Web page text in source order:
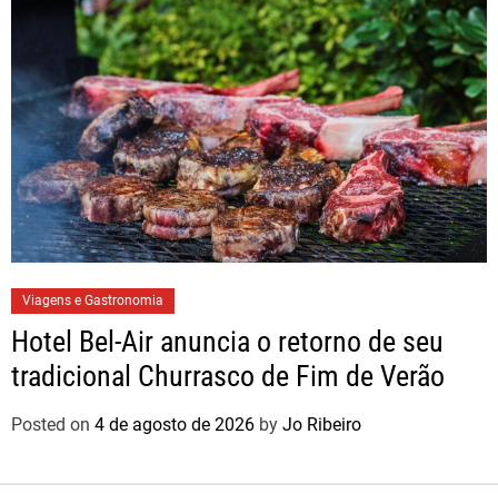
Viagens e Gastronomia
Hotel Bel-Air anuncia o retorno de seu
tradicional Churrasco de Fim de Verão
Posted on 4 de agosto de 2026 by Jo Ribeiro